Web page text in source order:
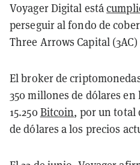
Voyager Digital está
perseguir al fondo de
Three Arrows Capital
El broker de
350 millones de dólares
15.250Bitcoin, por un total
de dólares a los precios